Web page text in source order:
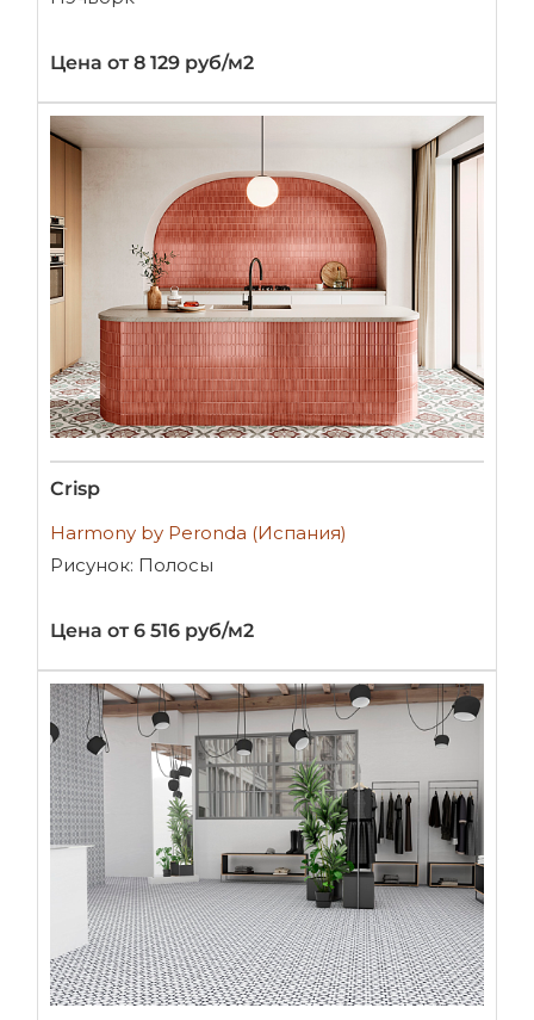
Цена от 8 129 руб/м2
Crisp
Harmony by Peronda (Испания)
Рисунок: Полосы
Цена от 6 516 руб/м2